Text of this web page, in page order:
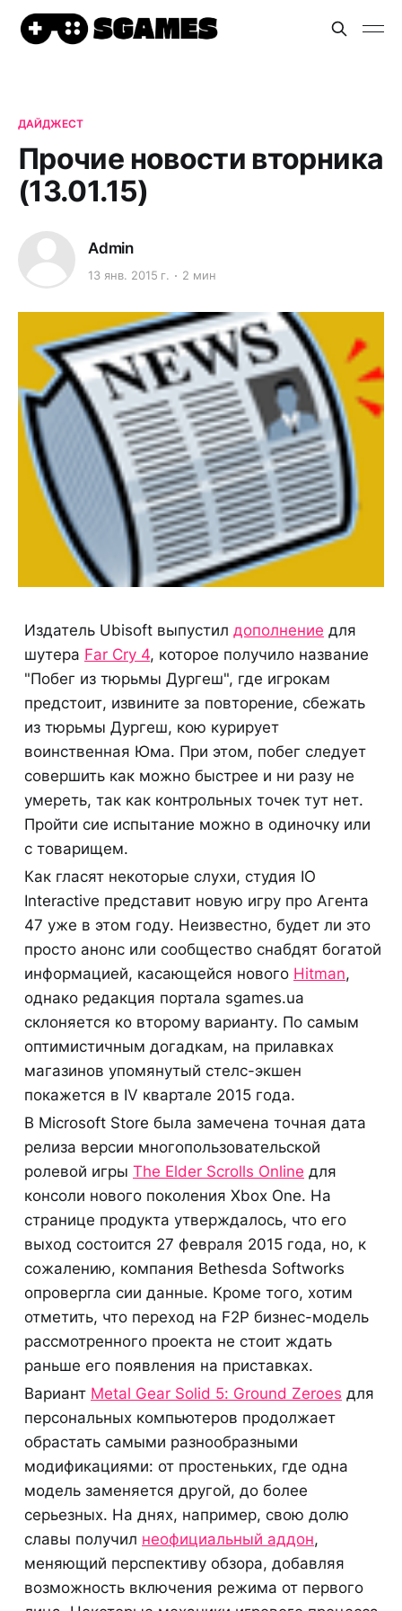
ДАЙДЖЕСТ
Прочие новости вторника
(13.01.15)
Admin
13 янв. 2015 г. 2 мин
Издатель Ubisoft выпустил дополнение для
шутера Far Cry 4, которое получило название
"Побег из тюрьмы Дургеш", где игрокам
предстоит, извините за повторение, сбежать
из тюрьмы Дургеш, кою курирует
воинственная Юма. При этом, побег следует
совершить как можно быстрее и ни разу не
умереть, так как контрольных точек тут нет.
Пройти сие испытание можно в одиночку или
с товарищем.
Как гласят некоторые слухи, студия IO
Interactive представит новую игру про Агента
47 уже в этом году. Неизвестно, будет ли это
просто анонс или сообщество снабдят богатой
информацией, касающейся нового Hitman,
однако редакция портала sgames.ua
склоняется ко второму варианту. По самым
оптимистичным догадкам, на прилавках
магазинов упомянутый стелс-экшен
покажется в IV квартале 2015 года.
В Microsoft Store была замечена точная дата
релиза версии многопользовательской
ролевой игры The Elder Scrolls Online для
консоли нового поколения Xbox One. На
странице продукта утверждалось, что его
выход состоится 27 февраля 2015 года, но, к
сожалению, компания Bethesda Softworks
опровергла сии данные. Кроме того, хотим
отметить, что переход на F2P бизнес-модель
рассмотренного проекта не стоит ждать
раньше его появления на приставках.
Вариант Metal Gear Solid 5: Ground Zeroes для
персональных компьютеров продолжает
обрастать самыми разнообразными
модификациями: от простеньких, где одна
модель заменяется другой, до более
серьезных. На днях, например, свою долю
славы получил неофициальный аддон,
меняющий перспективу обзора, добавляя
возможность включения режима от первого